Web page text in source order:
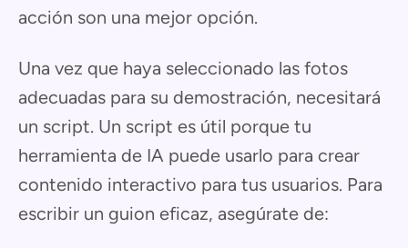
acción son una mejor opción.
Una vez que haya seleccionado las fotos
adecuadas para su demostración, necesitará
un script. Un script es útil porque tu
herramienta de IA puede usarlo para crear
contenido interactivo para tus usuarios. Para
escribir un guion eficaz, asegúrate de: